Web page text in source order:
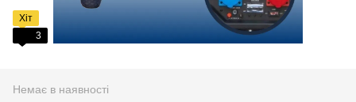
Хіт
3
Немає в наявності